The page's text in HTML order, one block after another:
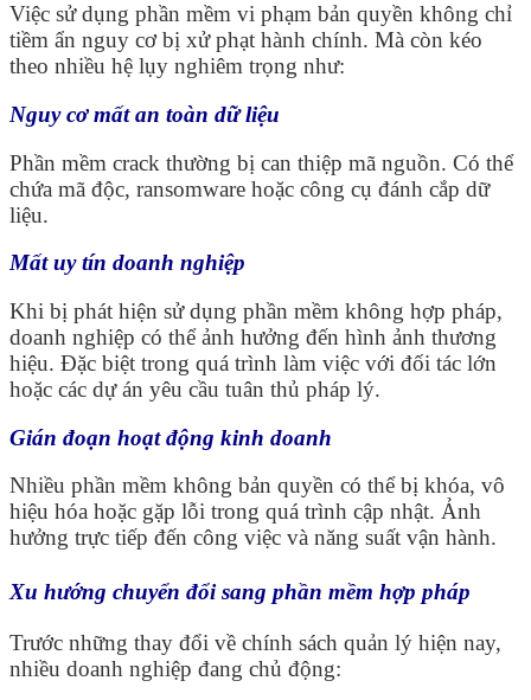
Việc sử dụng phần mềm vi phạm bản quyền không chỉ
tiềm ẩn nguy cơ bị xử phạt hành chính. Mà còn kéo
theo nhiều hệ lụy nghiêm trọng như:
Nguy cơ mất an toàn dữ liệu
Phần mềm crack thường bị can thiệp mã nguồn. Có thể
chứa mã độc, ransomware hoặc công cụ đánh cắp dữ
liệu.
Mất uy tín doanh nghiệp
Khi bị phát hiện sử dụng phần mềm không hợp pháp,
doanh nghiệp có thể ảnh hưởng đến hình ảnh thương
hiệu. Đặc biệt trong quá trình làm việc với đối tác lớn
hoặc các dự án yêu cầu tuân thủ pháp lý.
Gián đoạn hoạt động kinh doanh
Nhiều phần mềm không bản quyền có thể bị khóa, vô
hiệu hóa hoặc gặp lỗi trong quá trình cập nhật. Ảnh
hưởng trực tiếp đến công việc và năng suất vận hành.
Xu hướng chuyển đổi sang phần mềm hợp pháp
Trước những thay đổi về chính sách quản lý hiện nay,
nhiều doanh nghiệp đang chủ động: